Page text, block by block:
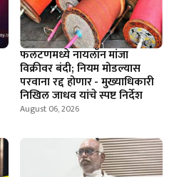
फलटणमध्ये नायलॉन मांजा
विक्रीवर बंदी; नियम मोडल्यास
परवाना रद्द होणार - मुख्याधिकारी
निखिल जाधव यांचे स्पष्ट निर्देश
August 06, 2026